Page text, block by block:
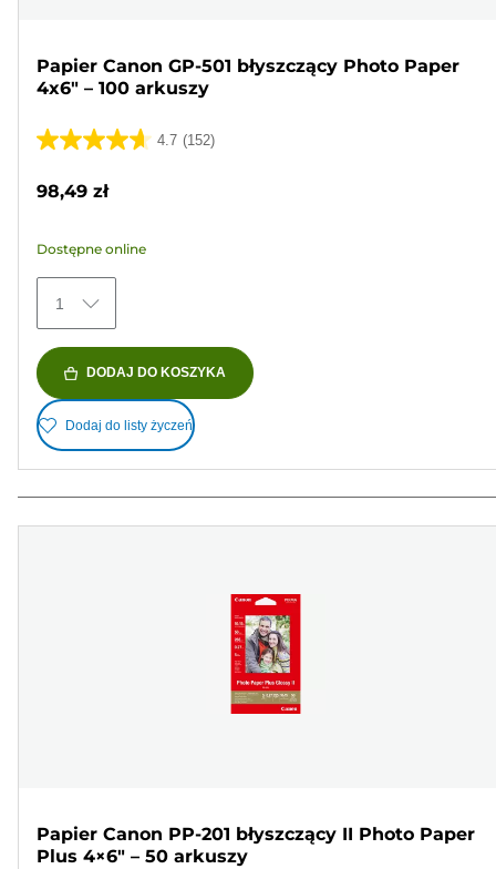
Papier Canon GP-501 błyszczący Photo Paper
4x6" – 100 arkuszy
4.7 (152)
4.7
5
152
Recenzji
98,49 zł
Dostępne online
1
DODAJ DO KOSZYKA
Dodaj do listy życzeń
Papier Canon PP-201 błyszczący II Photo Paper
Plus 4×6" – 50 arkuszy